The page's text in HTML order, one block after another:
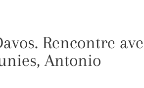
Rencontre
Antonio